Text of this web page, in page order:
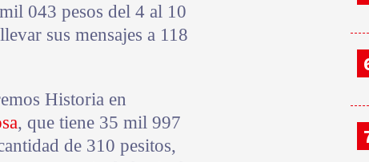
043 pesos del 4 al 10
sus mensajes a 118
Historia en
, que tiene 35 mil 997
de 310 pesitos,